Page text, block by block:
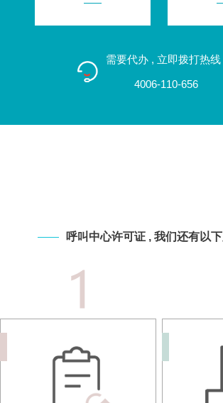
需要代办 , 立即拨打热线
4006-110-656
呼叫中心许可证 , 我们还有以